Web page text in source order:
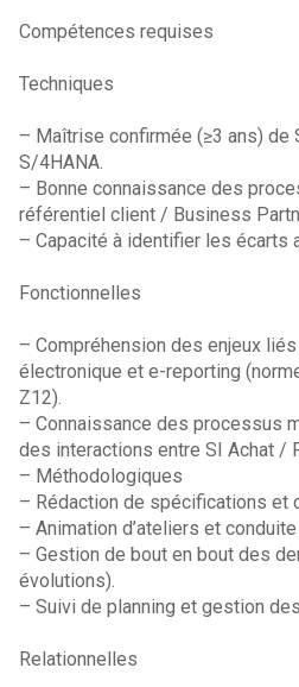
Compétences requises
Techniques
– Maîtrise confirmée (≥3 ans) de
S/4HANA.
– Bonne connaissance des
référentiel client / Business
– Capacité à identifier les écarts
Fonctionnelles
– Compréhension des enjeux
électronique et e-reporting
Z12).
– Connaissance des processus
des interactions entre SI Achat /
– Méthodologiques
– Rédaction de spécifications et
– Animation d’ateliers et
– Gestion de bout en bout des
évolutions).
– Suivi de planning et gestion
Relationnelles